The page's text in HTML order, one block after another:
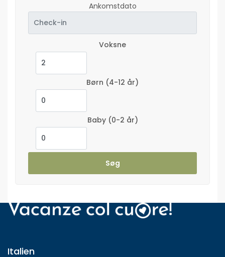
Ankomstdato
Voksne
Børn (4-12 år)
Baby (0-2 år)
Søg
Italien